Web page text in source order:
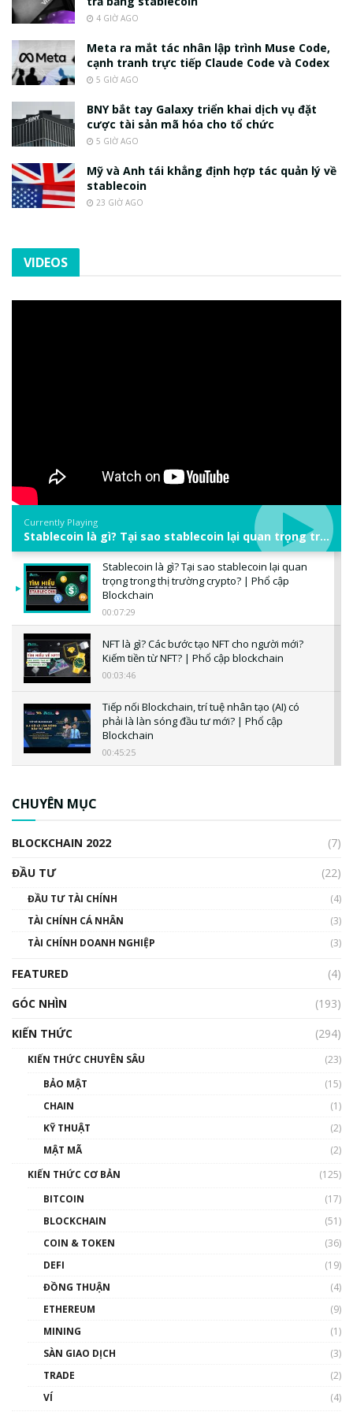
4 GIỜ AGO
Meta ra mắt tác nhân lập trình Muse Code,
cạnh tranh trực tiếp Claude Code và Codex
5 GIỜ AGO
BNY bắt tay Galaxy triển khai dịch vụ đặt
cược tài sản mã hóa cho tổ chức
5 GIỜ AGO
Mỹ và Anh tái khẳng định hợp tác quản lý về
stablecoin
23 GIỜ AGO
VIDEOS
Currently Playing
Stablecoin là gì? Tại sao stablecoin lại quan trọng trong thị trường crypto? | Phổ cập Blockchain
Stablecoin là gì? Tại sao stablecoin lại quan
trọng trong thị trường crypto? | Phổ cập
Blockchain
00:07:29
NFT là gì? Các bước tạo NFT cho người mới?
Kiếm tiền từ NFT? | Phổ cập blockchain
00:03:46
Tiếp nối Blockchain, trí tuệ nhân tạo (AI) có
phải là làn sóng đầu tư mới? | Phổ cập
Blockchain
00:45:25
00:02:14
Nhìn lại năm 2022: Những sự kiện ảnh hưởng
đến hệ sinh thái tiền mã hoá | Phổ cập
00:43:47
như thể nào?
00:39:31
Phổ cập Blockchain
thống & Crypto qua các cuộc chiến | Phổ cập
CHUYÊN MỤC
BLOCKCHAIN 2022
(7)
ĐẦU TƯ
(22)
ĐẦU TƯ TÀI CHÍNH
(4)
TÀI CHÍNH CÁ NHÂN
(3)
TÀI CHÍNH DOANH NGHIỆP
(3)
FEATURED
(4)
GÓC NHÌN
(193)
KIẾN THỨC
(294)
KIẾN THỨC CHUYÊN SÂU
(23)
BẢO MẬT
(15)
CHAIN
(1)
KỸ THUẬT
(2)
MẬT MÃ
(2)
KIẾN THỨC CƠ BẢN
(125)
BITCOIN
(17)
BLOCKCHAIN
(51)
COIN & TOKEN
(36)
DEFI
(19)
ĐỒNG THUẬN
(4)
ETHEREUM
(9)
MINING
(1)
SÀN GIAO DỊCH
(3)
TRADE
(2)
VÍ
(4)